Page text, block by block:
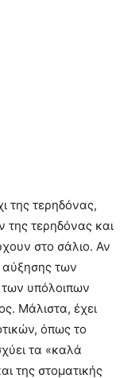
της τερηδόνας,
της τερηδόνας και
στο σάλιο. Αν
αύξησης των
των υπόλοιπων
Μάλιστα, έχει
όπως το
τα «καλά
της στοματικής